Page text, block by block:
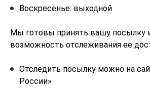
Воскресенье: выходной
Мы готовы принять вашу посылку
возможность отслеживания ее
Отследить посылку можно на
России»